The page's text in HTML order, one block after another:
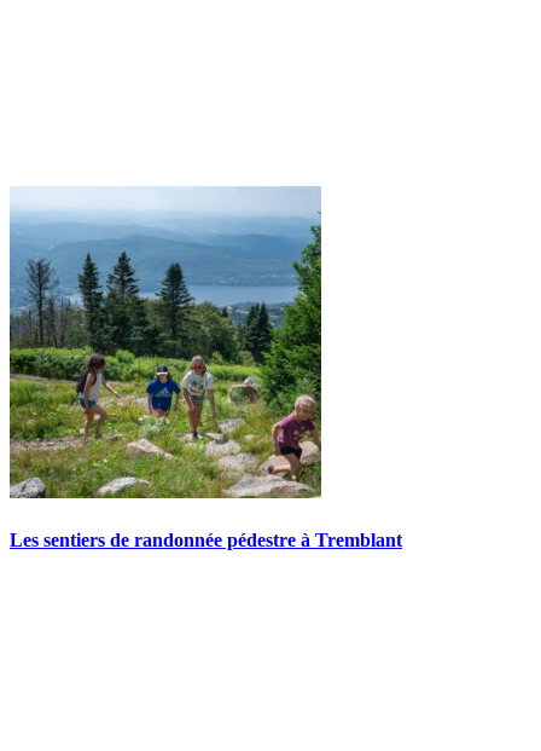
Les sentiers de randonnée pédestre à Tremblant